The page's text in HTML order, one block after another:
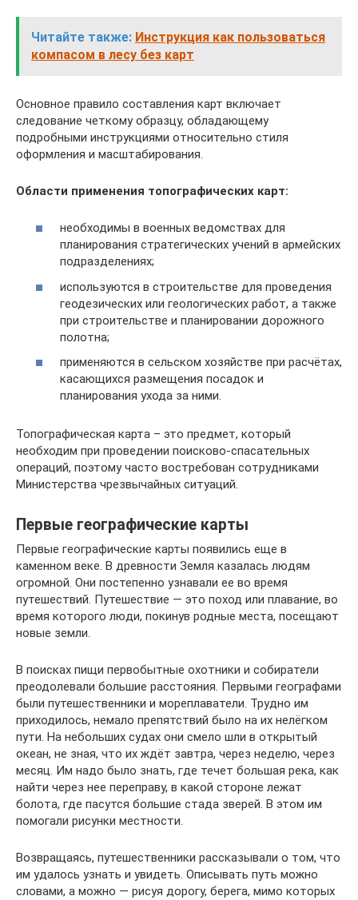
Читайте также: Инструкция как пользоваться
компасом в лесу без карт
Основное правило составления карт включает
следование четкому образцу, обладающему
подробными инструкциями относительно стиля
оформления и масштабирования.
Области применения топографических карт:
необходимы в военных ведомствах для
планирования стратегических учений в армейских
подразделениях;
используются в строительстве для проведения
геодезических или геологических работ, а также
при строительстве и планировании дорожного
полотна;
применяются в сельском хозяйстве при расчётах,
касающихся размещения посадок и
планирования ухода за ними.
Топографическая карта – это предмет, который
необходим при проведении поисково-спасательных
операций, поэтому часто востребован сотрудниками
Министерства чрезвычайных ситуаций.
Первые географические карты
Первые географические карты появились еще в
каменном веке. В древности Земля казалась людям
огромной. Они постепенно узнавали ее во время
путешествий. Путешествие — это поход или плавание, во
время которого люди, покинув родные места, посе­щают
новые земли.
В поисках пищи первобыт­ные охотники и собиратели
преодолевали большие расстояния. Первыми географами
были путешествен­ники и мореплаватели. Трудно им
приходилось, немало препят­ствий было на их нелёгком
пути. На небольших судах они сме­ло шли в открытый
океан, не зная, что их ждёт завтра, через неделю, через
месяц. Им надо было знать, где течет большая река, как
найти через нее переправу, в какой стороне лежат
болота, где пасутся большие стада зверей. В этом им
помогали рисунки местности.
Возвращаясь, путешественники рассказыва­ли о том, что
им удалось узнать и увидеть. Описывать путь можно
словами, а можно — рисуя дорогу, берега, мимо которых